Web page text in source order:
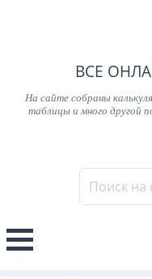
ВСЕ
На сайте собраны
таблицы и много другой